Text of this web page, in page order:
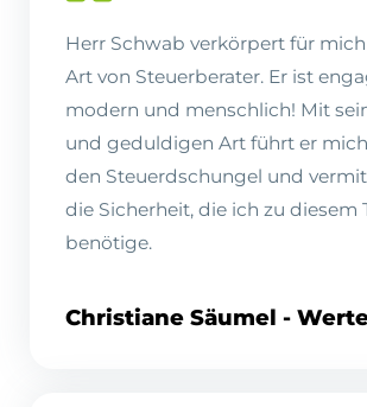
Herr Schwab verkörpert für
Art von Steuerberater. Er ist
modern und menschlich! Mit
und geduldigen Art führt er
den Steuerdschungel und
die Sicherheit, die ich zu diesem
benötige.
Christiane Säumel -